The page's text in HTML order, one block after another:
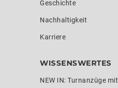
Geschichte
Nachhaltigkeit
Karriere
WISSENSWERTES
NEW IN: Turnanzüge mit